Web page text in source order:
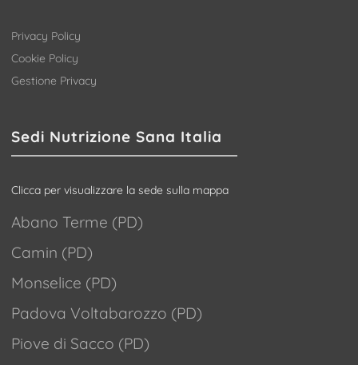
Privacy Policy
Cookie Policy
Gestione Privacy
Sedi Nutrizione Sana Italia
Clicca per visualizzare la sede sulla mappa
Abano Terme (PD)
Camin (PD)
Monselice (PD)
Padova Voltabarozzo (PD)
Piove di Sacco (PD)